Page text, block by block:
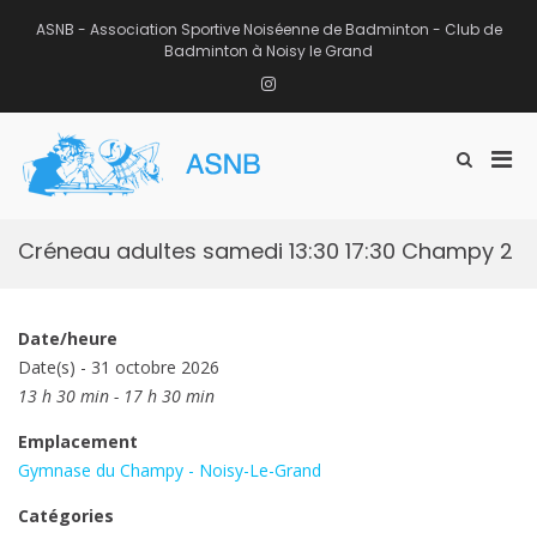
ASNB - Association Sportive Noiséenne de Badminton - Club de
Badminton à Noisy le Grand
Instagram
Afficher
recherche
Créneau adultes samedi 13:30 17:30 Champy 2
Date/heure
Date(s) - 31 octobre 2026
13 h 30 min - 17 h 30 min
Emplacement
Gymnase du Champy - Noisy-Le-Grand
Catégories